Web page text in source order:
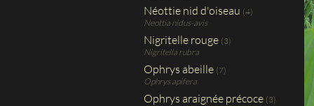
Néottie nid d'oiseau (4)
Neottia nidus-avis
Nigritelle rouge (3)
Nigritella rubra
Ophrys abeille (7)
Ophrys apifera
Ophrys araignée précoce (3)